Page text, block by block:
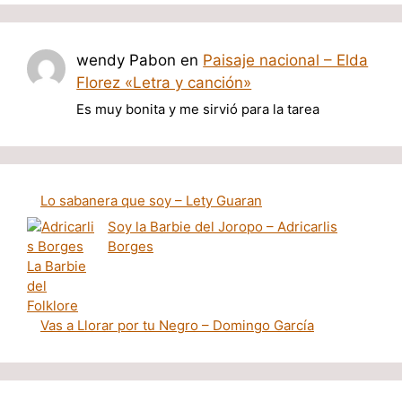
wendy Pabon en Paisaje nacional – Elda
Florez «Letra y canción»
Es muy bonita y me sirvió para la tarea
Lo sabanera que soy – Lety Guaran
Soy la Barbie del Joropo – Adricarlis
Borges
Vas a Llorar por tu Negro – Domingo García